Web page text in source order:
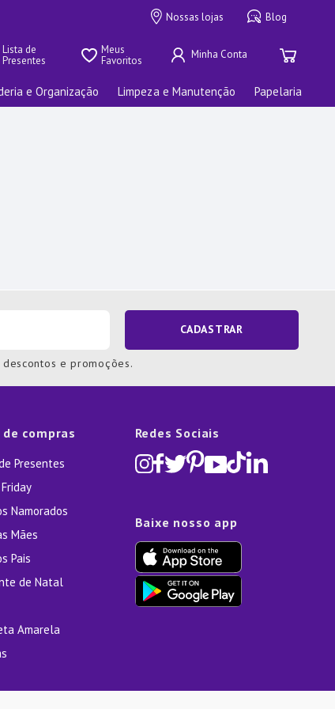
Nossas lojas Blog
Lista de
Presentes
Meus
Favoritos
e Organização Limpeza e Manutenção Papelaria
CADASTRAR
e promoções.
de compras
Presentes
Namorados
Mães
Pais
de Natal
Amarela
Redes Sociais
Baixe nosso app